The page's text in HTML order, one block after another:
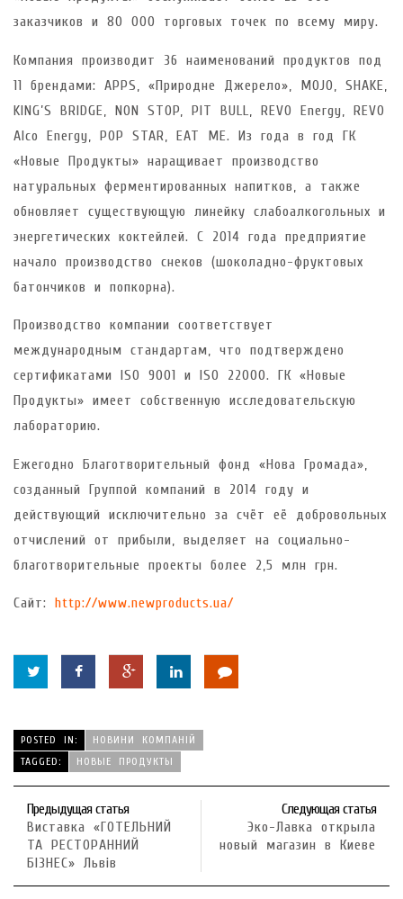
заказчиков и 80 000 торговых точек по всему миру.
Компания производит 36 наименований продуктов под
11 брендами: APPS, «Природне Джерело», MOJO, SHAKE,
KING’S BRIDGE, NON STOP, PIT BULL, REVO Energy, REVO
Alco Energy, POP STAR, EAT ME. Из года в год ГК
«Новые Продукты» наращивает производство
натуральных ферментированных напитков, а также
обновляет существующую линейку слабоалкогольных и
энергетических коктейлей. С 2014 года предприятие
начало производство снеков (шоколадно-фруктовых
батончиков и попкорна).
Производство компании соответствует
международным стандартам, что подтверждено
сертификатами ISO 9001 и ISO 22000. ГК «Новые
Продукты» имеет собственную исследовательскую
лабораторию.
Ежегодно Благотворительный фонд «Нова Громада»,
созданный Группой компаний в 2014 году и
действующий исключительно за счёт её добровольных
отчислений от прибыли, выделяет на социально-
благотворительные проекты более 2,5 млн грн.
Сайт: http://www.newproducts.ua/
POSTED IN:
НОВИНИ КОМПАНІЙ
TAGGED:
НОВЫЕ ПРОДУКТЫ
Предыдущая статья
Виставка «ГОТЕЛЬНИЙ
ТА РЕСТОРАННИЙ
БІЗНЕС» Львів
Следующая статья
Эко-Лавка открыла
новый магазин в Киеве